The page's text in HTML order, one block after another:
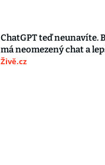
ChatGPT teď neunavíte.
má neomezený chat a
Živě.cz